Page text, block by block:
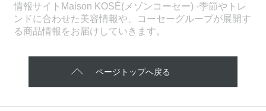
情報サイトMaison KOSÉ(メゾンコーセー) -季節やトレ
ンドに合わせた美容情報や、コーセーグループが展開す
る商品情報をお届けしていきます。
ページトップへ戻る